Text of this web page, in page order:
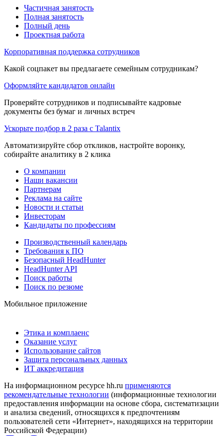
Частичная занятость
Полная занятость
Полный день
Проектная работа
Корпоративная поддержка сотрудников
Какой соцпакет вы предлагаете семейным сотрудникам?
Оформляйте кандидатов онлайн
Проверяйте сотрудников и подписывайте кадровые
документы без бумаг и личных встреч
Ускорьте подбор в 2 раза с Talantix
Автоматизируйте сбор откликов, настройте воронку,
собирайте аналитику в 2 клика
О компании
Наши вакансии
Партнерам
Реклама на сайте
Новости и статьи
Инвесторам
Кандидаты по профессиям
Производственный календарь
Требования к ПО
Безопасный HeadHunter
HeadHunter API
Поиск работы
Поиск по резюме
Мобильное приложение
Этика и комплаенс
Оказание услуг
Использование сайтов
Защита персональных данных
ИТ аккредитация
На информационном ресурсе hh.ru применяются
рекомендательные технологии (информационные технологии
предоставления информации на основе сбора, систематизации
и анализа сведений, относящихся к предпочтениям
пользователей сети «Интернет», находящихся на территории
Российской Федерации)